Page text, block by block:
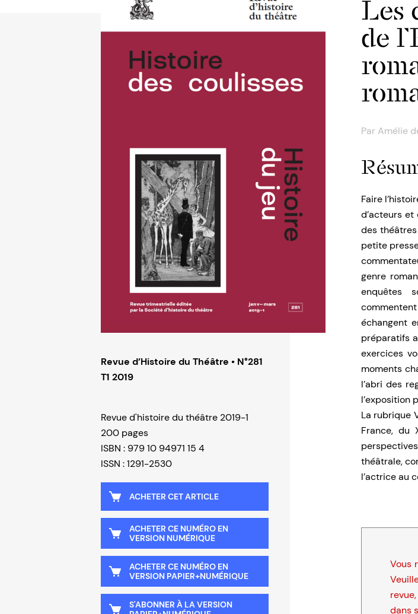
Revue d’Histoire du Théâtre • N°281
T1 2019
Revue d'histoire du théâtre 2019-1
200 pages
ISBN : 979 10 94971 15 4
ISSN : 1291-2530
ACHETER CET ARTICLE
ACHETER CE NUMÉRO EN
VERSION NUMÉRIQUE
ACHETER CE NUMÉRO EN
VERSION PAPIER+NUMÉRIQUE
S'ABONNER À LA VERSION
Les
de
Par Amélie
Faire
d’acteurs et
des
petite
genre
enquêtes
échangent
préparatifs
exercices
moments
l’abri des
l’exposition
La rubrique
France, du
théâtrale,
l’actrice au
Vous
dans